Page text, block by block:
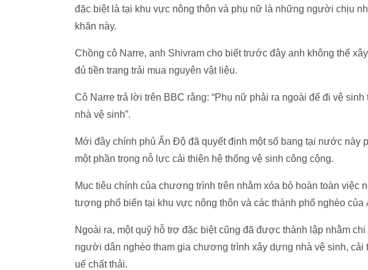
đặc biệt là tại khu vực nông thôn và phụ nữ là những người chịu
khăn này.
Chồng cô Narre, anh Shivram cho biết trước đây anh không thể
đủ tiền trang trải mua nguyên vật liệu.
Cô Narre trả lời trên BBC rằng: “Phụ nữ phải ra ngoài để đi vệ
nhà vệ sinh”.
Mới đây chính phủ Ấn Độ đã quyết định một số bang tại nước này
một phần trong nỗ lực cải thiện hệ thống vệ sinh công cộng.
Mục tiêu chính của chương trình trên nhằm xóa bỏ hoàn toàn việc
tượng phổ biến tại khu vực nông thôn và các thành phố nghèo của
Ngoài ra, một quỹ hỗ trợ đặc biệt cũng đã được thành lập nhằm
người dân nghèo tham gia chương trình xây dựng nhà vệ sinh, cải
uế chất thải.